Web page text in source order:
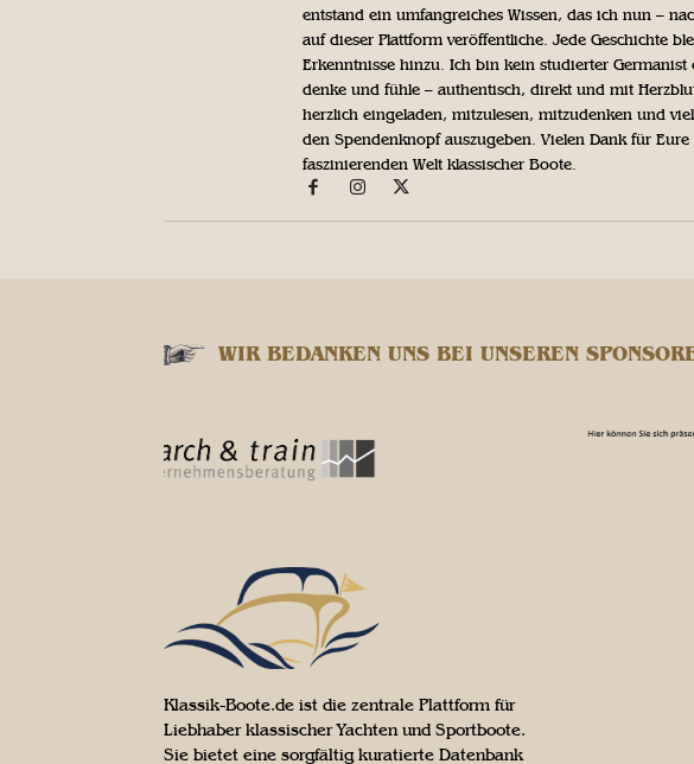
entstand ein umfangreiches Wissen, das ich nun –
auf dieser Plattform veröffentliche. Jede Geschichte
Erkenntnisse hinzu. Ich bin kein studierter
denke und fühle – authentisch, direkt und mit
herzlich eingeladen, mitzulesen, mitzudenken und
den Spendenknopf auszugeben. Vielen Dank für
faszinierenden Welt klassischer Boote.
WIR BEDANKEN UNS BEI UNSEREN
Klassik-Boote.de ist die zentrale Plattform für
Liebhaber klassischer Yachten und Sportboote.
Sie bietet eine sorgfältig kuratierte Datenbank